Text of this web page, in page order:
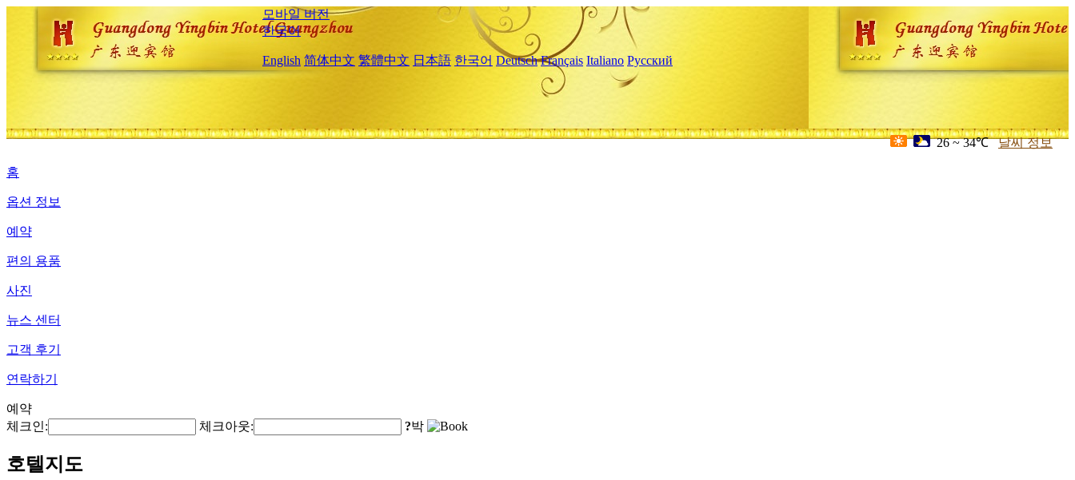
모바일 버전
한국어
English 简体中文 繁體中文 日本語 한국어 Deutsch Français Italiano Русский
26 ~ 34℃ 날씨 정보
홈
옵션 정보
예약
편의 용품
사진
뉴스 센터
고객 후기
연락하기
예약
체크인:
체크아웃: ?박
호텔지도